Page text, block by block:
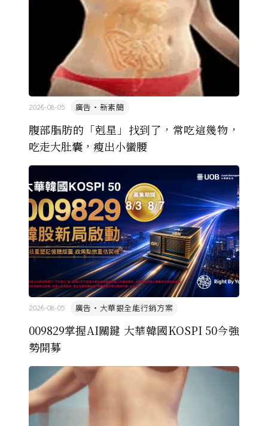
腹部脂肪的「剋星」找到了，常吃這幾物，
吃走大肚囊，瘦出小蠻腰
廣告・新素簡
2026-08-05
009829掌握AI關鍵 大華韓國KOSPI 50今強
勢開募
廣告・大華銀全能行銷方案
2026-08-05